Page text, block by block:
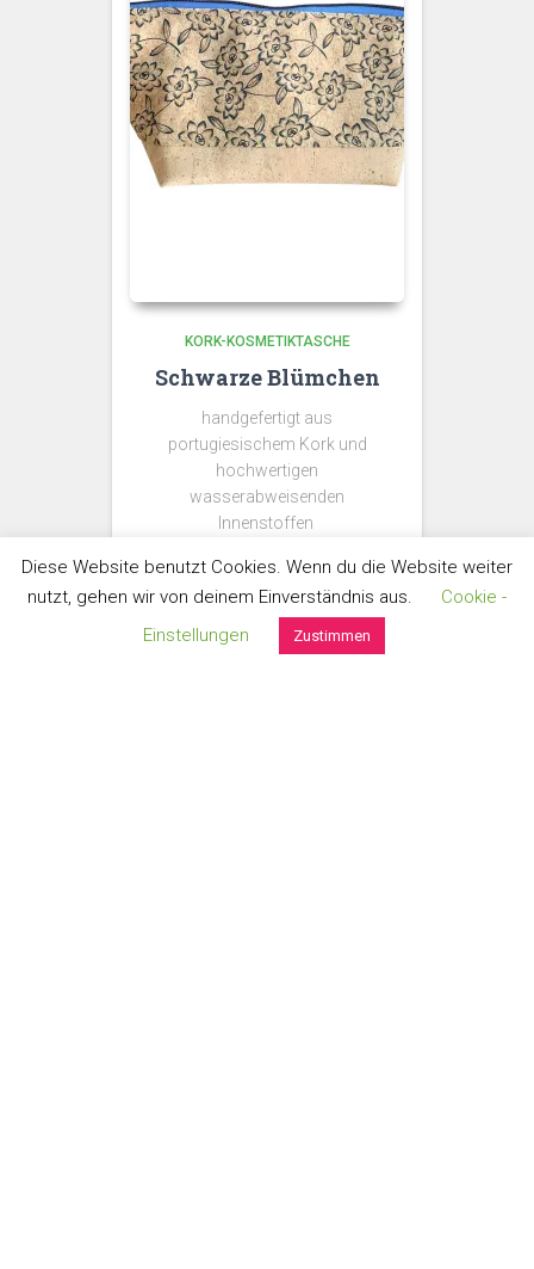
KORK-KOSMETIKTASCHE
Schwarze Blümchen
handgefertigt aus
portugiesischem Kork und
hochwertigen
wasserabweisenden
Innenstoffen
Größe: ca. 24cm x 21cm x
12cm
€55,00
Diese Website benutzt Cookies. Wenn du die Website weiter
nutzt, gehen wir von deinem Einverständnis aus.
Cookie -
Einstellungen
Zustimmen